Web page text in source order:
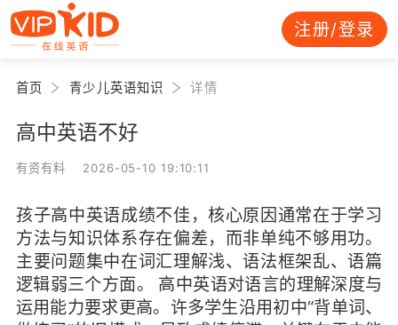
注册/登录
首页 青少儿英语知识 详情
高中英语不好
有资有料 2026-05-10 19:10:11
孩子高中英语成绩不佳，核心原因通常在于学习
方法与知识体系存在偏差，而非单纯不够用功。
主要问题集中在词汇理解浅、语法框架乱、语篇
逻辑弱三个方面。 高中英语对语言的理解深度与
运用能力要求更高。许多学生沿用初中“背单词、